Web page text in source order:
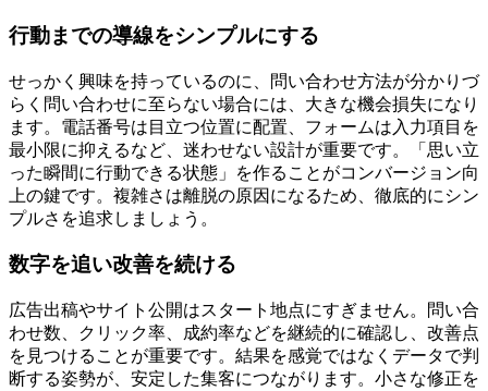
行動までの導線をシンプルにする
せっかく興味を持っているのに、問い合わせ方法が分かりづ
らく問い合わせに至らない場合には、大きな機会損失になり
ます。電話番号は目立つ位置に配置、フォームは入力項目を
最小限に抑えるなど、迷わせない設計が重要です。
「思い立
った瞬間に行動できる状態」を作ること がコンバージョン向
上の鍵です。複雑さは離脱の原因になるため、徹底的にシン
プルさを追求しましょう。
数字を追い改善を続ける
広告出稿やサイト公開はスタート地点にすぎません。問い合
わせ数、クリック率、成約率などを継続的に確認し、改善点
を見つけることが重要です。 結果を感覚ではなくデータで判
断する姿勢が、安定した集客につながります。小さな修正を